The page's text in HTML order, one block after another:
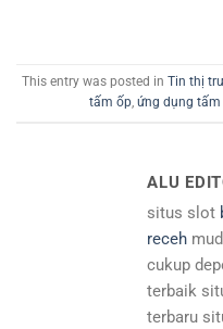
This entry was posted in Tin thị
tấm ốp, ứng dụng
ALU
situs slot
receh
cukup
terbaik
terbaru